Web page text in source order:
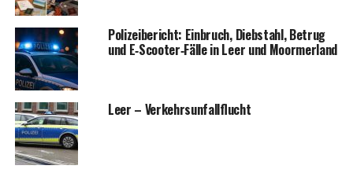
Poli­zei­be­richt: Ein­bruch, Dieb­stahl, Betrug
und E‑Scooter‑Fälle in Leer und Moormerland
Leer – Verkehrsunfallflucht